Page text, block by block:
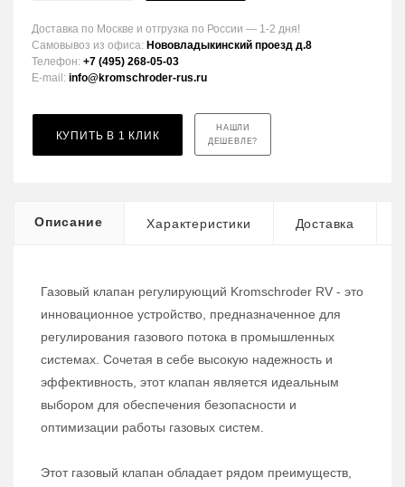
Доставка по Москве и отгрузка по России — 1-2 дня!
Самовывоз из офиса: Нововладыкинский проезд д.8
Телефон: +7 (495) 268-05-03
E-mail: info@kromschroder-rus.ru
КУПИТЬ В 1 КЛИК
НАШЛИ
ДЕШЕВЛЕ?
Описание Характеристики Доставка
Газовый клапан регулирующий Kromschroder RV - это
инновационное устройство, предназначенное для
регулирования газового потока в промышленных
системах. Сочетая в себе высокую надежность и
эффективность, этот клапан является идеальным
выбором для обеспечения безопасности и
оптимизации работы газовых систем.
Этот газовый клапан обладает рядом преимуществ,